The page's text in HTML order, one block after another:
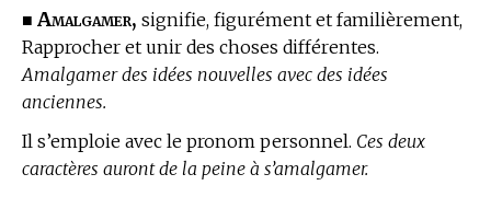
■ Amalgamer, signifie, figurément et familièrement,
Rapprocher et unir des choses différentes.
Amalgamer des idées nouvelles avec des idées
anciennes.
Il s’emploie avec le pronom personnel. Ces deux
caractères auront de la peine à s’amalgamer.